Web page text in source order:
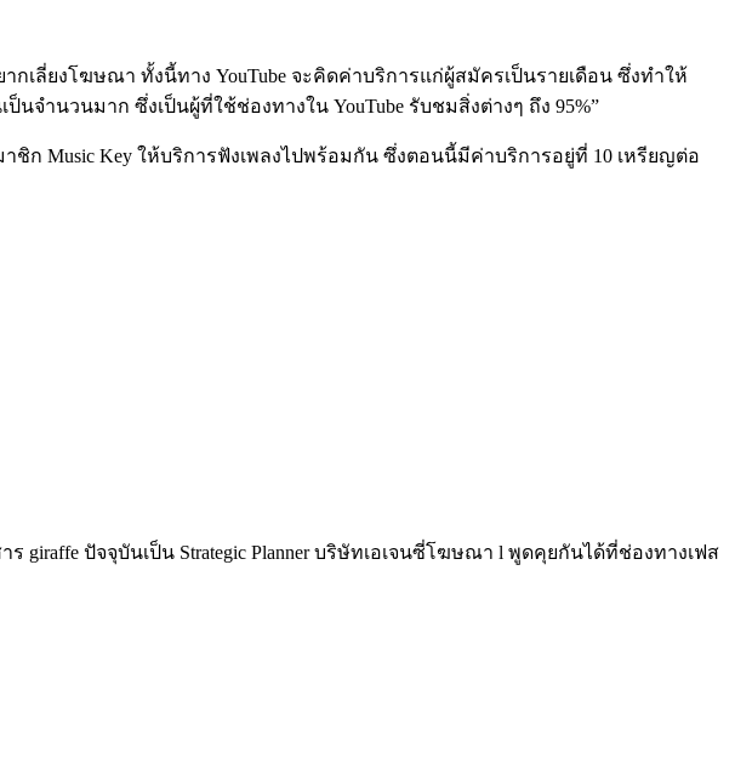
เลี่ยงโฆษณา ทั้งนี้ทาง YouTube จะคิดค่าบริการแก่ผู้สมัครเป็นรายเดือน ซึ่งทำให้
จำนวนมาก ซึ่งเป็นผู้ที่ใช้ช่องทางใน YouTube รับชมสิ่งต่างๆ ถึง 95%”
ก Music Key ให้บริการฟังเพลงไปพร้อมกัน ซึ่งตอนนี้มีค่าบริการอยู่ที่ 10 เหรียญต่อ
giraffe ปัจจุบันเป็น Strategic Planner บริษัทเอเจนซี่โฆษณา l พูดคุยกันได้ที่ช่องทางเฟส